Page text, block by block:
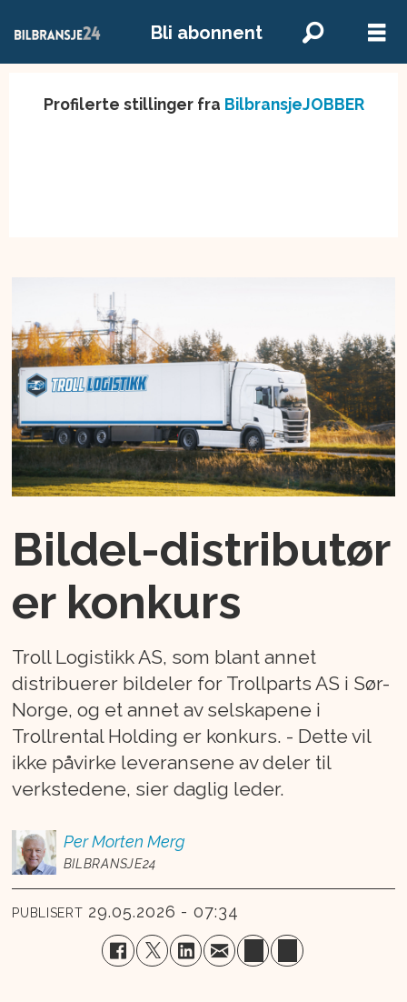
Bli abonnent
Profilerte stillinger fra BilbransjeJOBBER
Bildel-distributør
er konkurs
Troll Logistikk AS, som blant annet
distribuerer bildeler for Trollparts AS i Sør-
Norge, og et annet av selskapene i
Trollrental Holding er konkurs. - Dette vil
ikke påvirke leveransene av deler til
verkstedene, sier daglig leder.
Per Morten Merg
BILBRANSJE24
PUBLISERT 29.05.2026 - 07:34